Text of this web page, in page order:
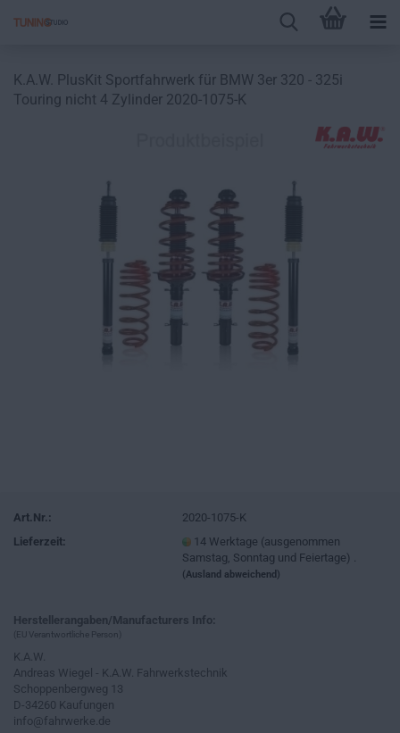
K.A.W. PlusKit Sportfahrwerk für BMW 3er 320 - 325i
Touring nicht 4 Zylinder 2020-1075-K
Art.Nr.:
2020-1075-K
Lieferzeit:
14 Werktage (ausgenommen
Samstag, Sonntag und Feiertage) .
(Ausland abweichend)
Herstellerangaben/Manufacturers Info:
(EU Verantwortliche Person)
K.A.W.
Andreas Wiegel - K.A.W. Fahrwerkstechnik
Schoppenbergweg 13
D-34260 Kaufungen
info@fahrwerke.de